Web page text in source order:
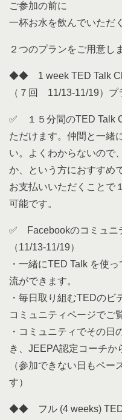
ご参加の前に
一杯お水を飲んでいただ
２つのプランをご用意し
◆◆ 1 week TED Talk
（７回 11/13-11/19
✅ １５分間のTED Talk
ただけます。仲間と一緒
い。よくわからないので
か、という方におすすめ
お支払いいただくことで
可能です。
✅ Facebookのコミュニ
（11/13-11/19）
・一緒にTED Talk を使
流ができます。
・毎日取り組むTEDの
コミュニティページでご
・コミュニティでその日
き、JEEPA認定コーチか
（参加できない日もペー
す）
◆◆ フル (4 weeks) TED